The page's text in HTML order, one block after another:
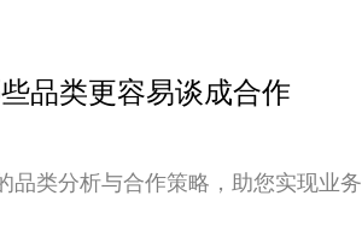
品类更容易谈成合作
品类分析与合作策略，助您实现业务